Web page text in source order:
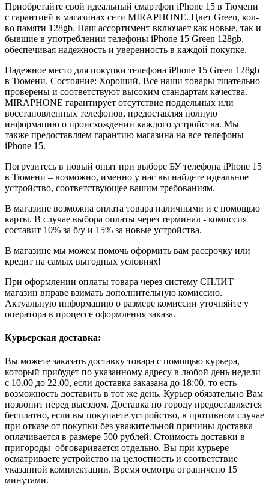
Приобретайте свой идеальный смартфон iPhone 15 в Тюмени
с гарантией в магазинах сети MIRAPHONE. Цвет Green, кол-
во памяти 128gb. Наш ассортимент включает как новые, так и
бывшие в употреблении телефоны iPhone 15 Green 128gb,
обеспечивая надежность и уверенность в каждой покупке.
Надежное место для покупки телефона iPhone 15 Green 128gb
в Тюмени. Состояние: Хороший. Все наши товары тщательно
проверены и соответствуют высоким стандартам качества.
MIRAPHONE гарантирует отсутствие поддельных или
восстановленных телефонов, предоставляя полную
информацию о происхождении каждого устройства. Мы
также предоставляем гарантию магазина на все телефоны
iPhone 15.
Погрузитесь в новый опыт при выборе БУ телефона iPhone 15
в Тюмени – возможно, именно у нас вы найдете идеальное
устройство, соответствующее вашим требованиям.
В магазине возможна оплата товара наличными и с помощью
карты. В случае выбора оплаты через терминал - комиссия
составит 10% за б/у и 15% за новые устройства.
В магазине мы можем помочь оформить вам рассрочку или
кредит на самых выгодных условиях!
При оформлении оплаты товара через систему СПЛИТ
магазин вправе взимать дополнительную комиссию.
Актуальную информацию о размере комиссии уточняйте у
оператора в процессе оформления заказа.
Курьерская доставка:
Вы можете заказать доставку товара с помощью курьера,
который прибудет по указанному адресу в любой день недели
с 10.00 до 22.00, если доставка заказана до 18:00, то есть
возможность доставить в тот же день. Курьер обязательно Вам
позвонит перед выездом. Доставка по городу предоставляется
бесплатно, если вы покупаете устройство, в противном случае
при отказе от покупки без уважительной причины доставка
оплачивается в размере 500 рублей. Стоимость доставки в
пригороды обговаривается отдельно. Вы при курьере
осматриваете устройство на целостность и соответствие
указанной комплектации. Время осмотра ограничено 15
минутами.